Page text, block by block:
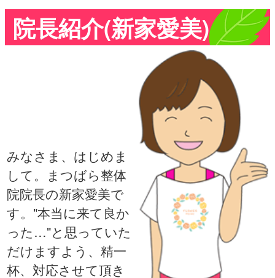
院長紹介(新家愛美)
みなさま、はじめま
して。まつばら整体
院院長の新家愛美で
す。"本当に来て良か
った…"と思っていた
だけますよう、精一
杯、対応させて頂き